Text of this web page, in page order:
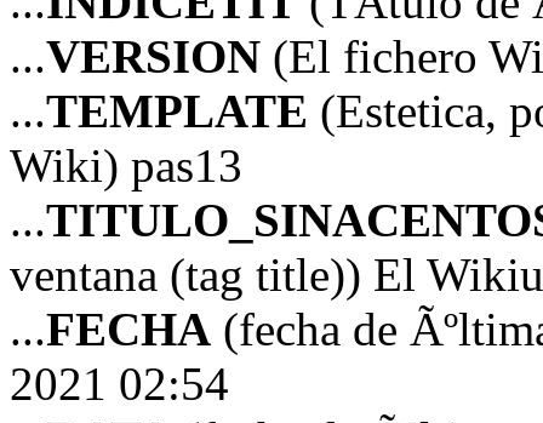
...VERSION (El fichero
...TEMPLATE (Estetica,
Wiki) pas13
...
ventana (tag title)) El
...FECHA (fecha de
2021 02:54